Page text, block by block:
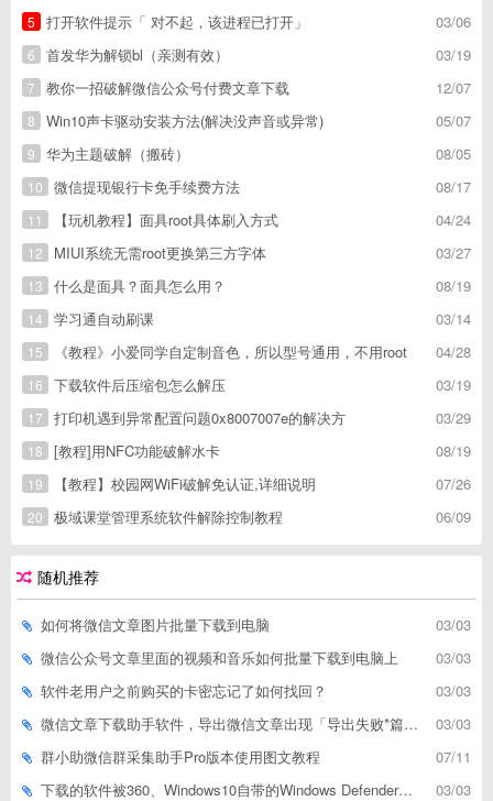
03/06
5
打开软件提示「 对不起，该进程已打开」
03/19
6
首发华为解锁bl（亲测有效）
12/07
7
教你一招破解微信公众号付费文章下载
05/07
8
Win10声卡驱动安装方法(解决没声音或异常)
08/05
9
华为主题破解（搬砖）
08/17
10
微信提现银行卡免手续费方法
04/24
11
【玩机教程】面具root具体刷入方式
03/27
12
MIUI系统无需root更换第三方字体
08/19
13
什么是面具？面具怎么用？
03/14
14
学习通自动刷课
04/28
15
《教程》小爱同学自定制音色，所以型号通用，不用root
03/19
16
下载软件后压缩包怎么解压
03/29
17
打印机遇到异常配置问题0x8007007e的解决方
08/19
18
[教程]用NFC功能破解水卡
07/26
19
【教程】校园网WiFi破解免认证,详细说明
06/09
20 极域课堂管理系统软件解除控制教程
随机推荐
03/03
如何将微信文章图片批量下载到电脑
03/03
微信公众号文章里面的视频和音乐如何批量下载到电脑上
03/03
软件老用户之前购买的卡密忘记了如何找回？
03/03
微信文章下载助手软件，导出微信文章出现「导出失败*篇」如何解决
07/11
群小助微信群采集助手Pro版本使用图文教程
03/03
下载的软件被360、Windows10自带的Windows Defender、腾讯管家等杀毒软件误删了怎么解决